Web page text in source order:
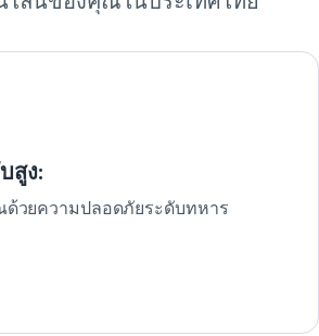
สูง:
วยความปลอดภัยระดับทหาร